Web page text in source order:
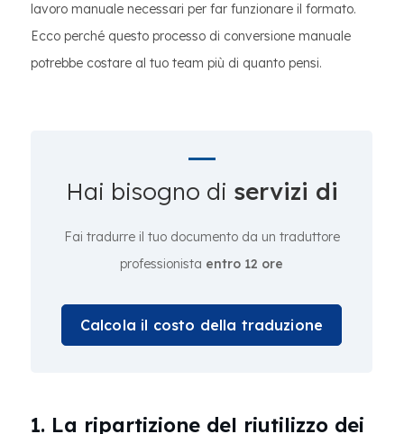
lavoro manuale necessari per far funzionare il formato.
Ecco perché questo processo di conversione manuale
potrebbe costare al tuo team più di quanto pensi.
Hai bisogno di servizi di
Fai tradurre il tuo documento da un traduttore
professionista entro 12 ore
Calcola il costo della traduzione
1. La ripartizione del riutilizzo dei